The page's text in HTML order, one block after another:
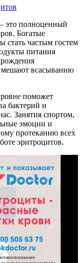
это полноценный
Богатые
частым гостем
питания
мешают всасыванию
поможет
бактерий и
Занятия спортом,
эмоции и
протеканию всех
эритроцитов.